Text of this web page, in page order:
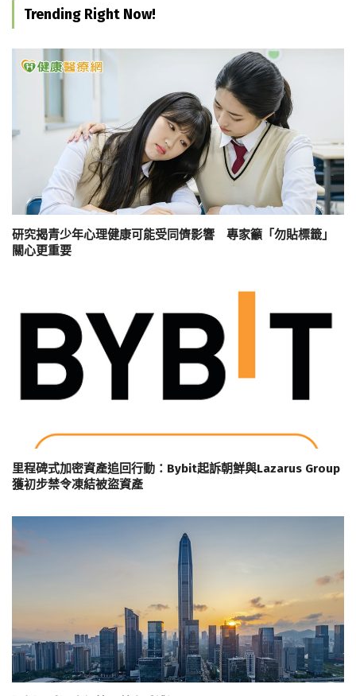
Trending Right Now!
研究揭青少年心理健康可能受同儕影響 專家籲「勿貼標籤」
關心更重要
里程碑式加密資產追回行動：Bybit起訴朝鮮與Lazarus Group
獲初步禁令凍結被盜資產